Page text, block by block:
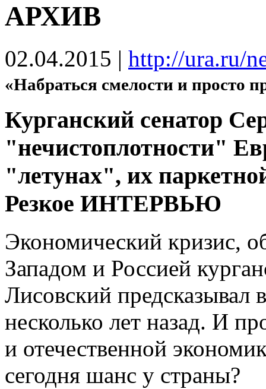
АРХИВ
02.04.2015 | http://ura.ru/
«Набраться смелости и просто
Курганский сенатор
"нечистоплотности"
"летунах", их
Резкое ИНТЕРВЬЮ
Экономический кризис,
Западом и Россией
Лисовский
несколько лет назад. И
и отечественной
сегодня шанс у страны?